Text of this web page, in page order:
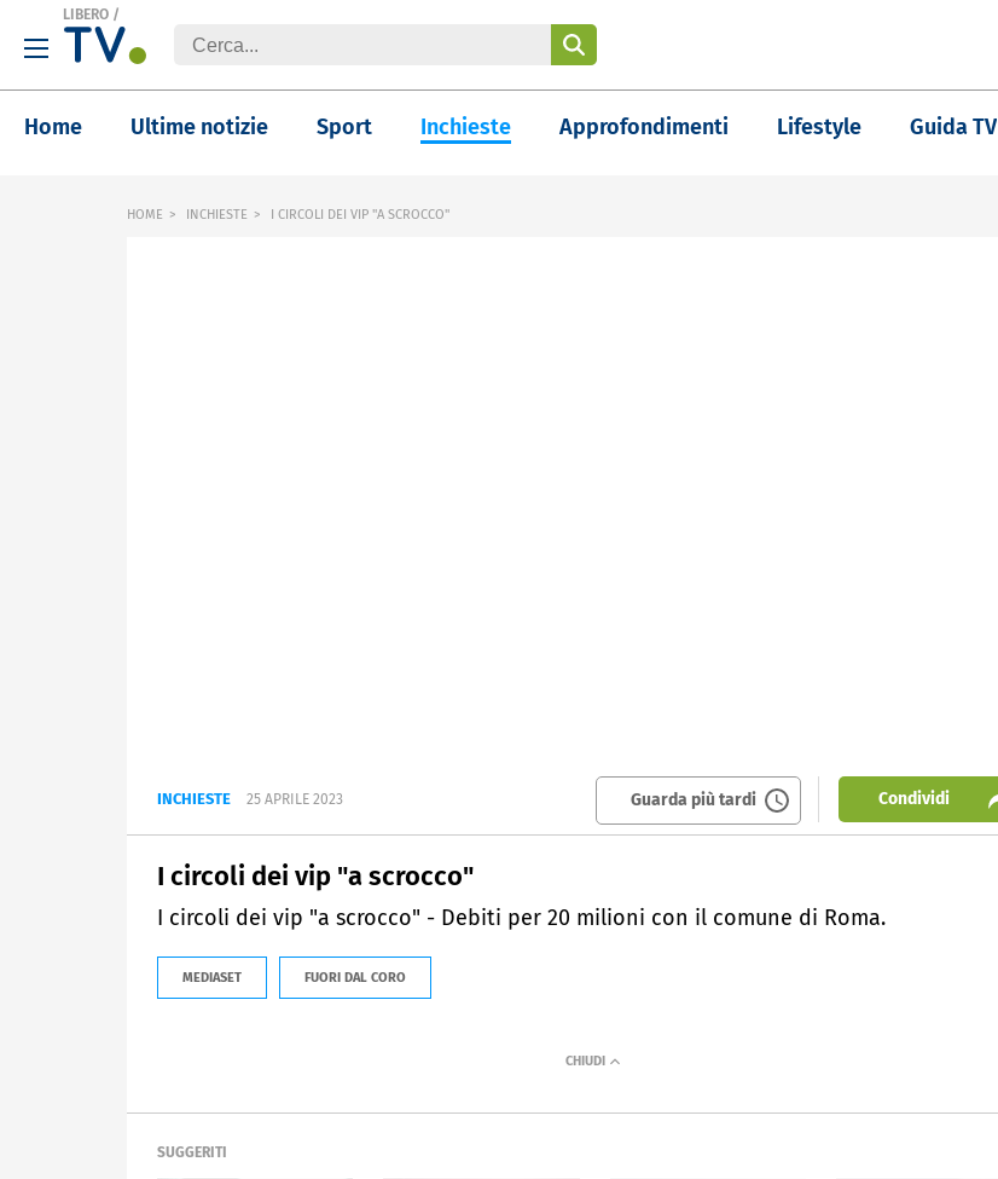
LIBERO /
Home Ultime notizie Sport Inchieste Approfondimenti Lifestyle Guida TV
HOME INCHIESTE I CIRCOLI DEI VIP "A SCROCCO"
INCHIESTE 25 APRILE 2023 Guarda più tardi Condividi
I circoli dei vip "a scrocco"
I circoli dei vip "a scrocco" - Debiti per 20 milioni con il comune di Roma.
MEDIASET FUORI DAL CORO
SUGGERITI